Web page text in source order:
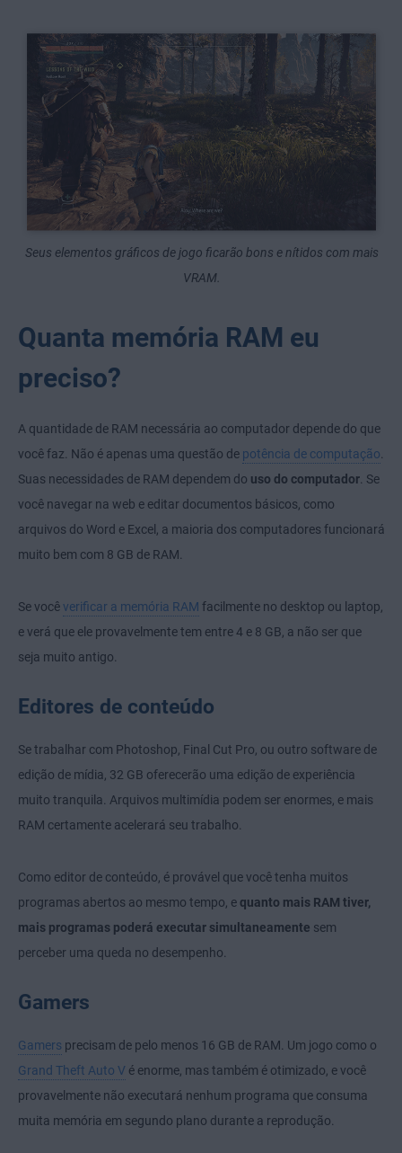
Seus elementos gráficos de jogo ficarão bons e nítidos com mais
VRAM.
Quanta memória RAM eu
preciso?
A quantidade de RAM necessária ao computador depende do que
você faz. Não é apenas uma questão de potência de computação
Suas necessidades de RAM dependem do uso do computador . Se
você navegar na web e editar documentos básicos, como
arquivos do Word e Excel, a maioria dos computadores funcionará
muito bem com 8 GB de RAM.
Se vocêverificar a memória RAM facilmente no desktop ou laptop,
e verá que ele provavelmente tem entre 4 e 8 GB, a não ser que
seja muito antigo.
Editores de conteúdo
Se trabalhar com Photoshop, Final Cut Pro, ou outro software de
edição de mídia, 32 GB oferecerão uma edição de experiência
muito tranquila. Arquivos multimídia podem ser enormes, e mais
RAM certamente acelerará seu trabalho.
Como editor de conteúdo, é provável que você tenha muitos
programas abertos ao mesmo tempo, e quanto mais RAM tiver,
mais programas poderá executar simultaneamente sem
perceber uma queda no desempenho.
Gamers
Gamers precisam de pelo menos 16 GB de RAM. Um jogo como o
Grand Theft Auto V é enorme, mas também é otimizado, e você
provavelmente não executará nenhum programa que consuma
muita memória em segundo plano durante a reprodução.